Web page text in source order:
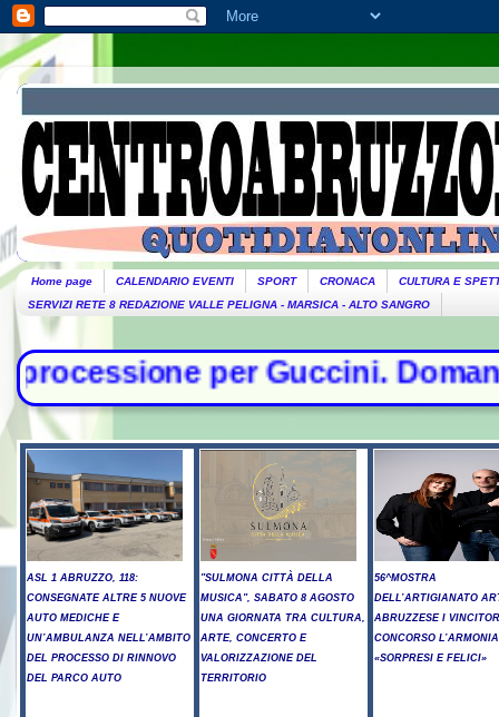
Home page CALENDARIO EVENTI SPORT CRONACA
CULTURA E
SERVIZI RETE 8 REDAZIONE VALLE PELIGNA - MARSICA - ALTO SANGRO
per Guccini. Domani lutto
ASL 1 ABRUZZO, 118:
CONSEGNATE ALTRE 5 NUOVE
AUTO MEDICHE E
UN’AMBULANZA NELL’AMBITO
DEL PROCESSO DI RINNOVO
DEL PARCO AUTO
"SULMONA CITTÀ DELLA
MUSICA", SABATO 8 AGOSTO
UNA GIORNATA TRA CULTURA,
ARTE, CONCERTO E
VALORIZZAZIONE DEL
TERRITORIO
56^MOSTRA
DELL’ARTIGIANATO
ABRUZZESE I
CONCORSO
«SORPRESI E FELICI»